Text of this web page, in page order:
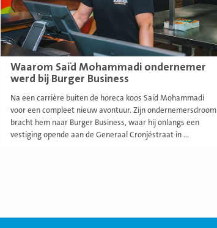
Waarom Saïd Mohammadi ondernemer
werd bij Burger Business
Na een carrière buiten de horeca koos Saïd Mohammadi
voor een compleet nieuw avontuur. Zijn ondernemersdroom
bracht hem naar Burger Business, waar hij onlangs een
vestiging opende aan de Generaal Cronjéstraat in ...